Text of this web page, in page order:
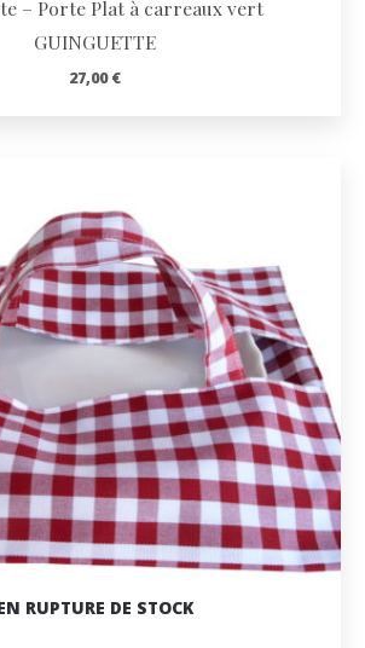
– Porte Plat à carreaux vert
GUINGUETTE
27,00€
RUPTURE DE STOCK